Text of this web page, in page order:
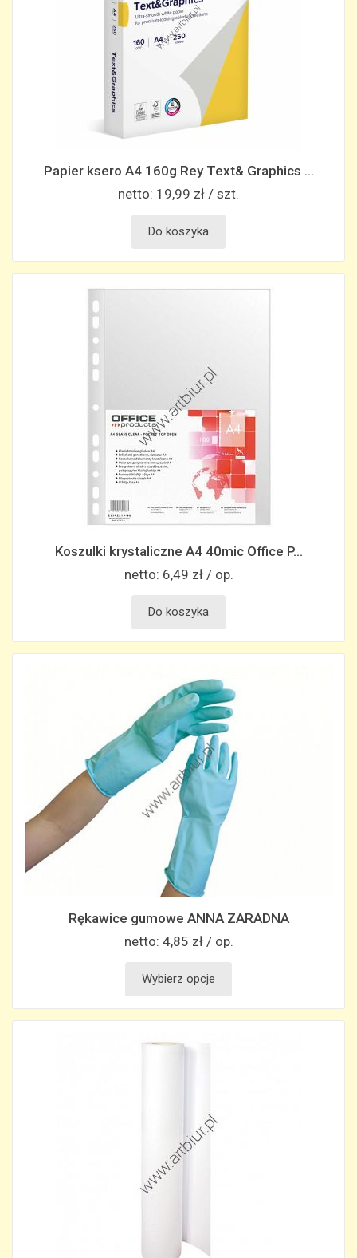
Papier ksero A4 160g Rey Text& Graphics ...
netto: 19,99 zł / szt.
Do koszyka
Koszulki krystaliczne A4 40mic Office P...
netto: 6,49 zł / op.
Do koszyka
Rękawice gumowe ANNA ZARADNA
netto: 4,85 zł / op.
Wybierz opcje